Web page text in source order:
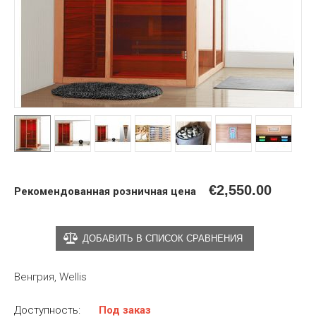
Венгрия, Wellis
Рекомендованная розничная цена €2,550.00
Доступность: Под заказ
ДОБАВИТЬ В СПИСОК СРАВНЕНИЯ